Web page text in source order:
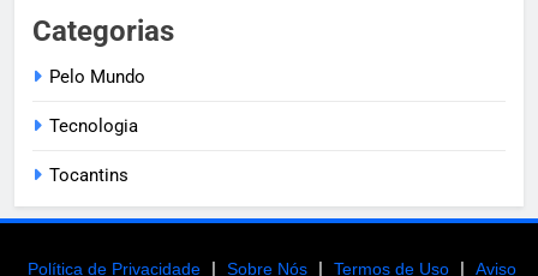
Categorias
Pelo Mundo
Tecnologia
Tocantins
Política de Privacidade | Sobre Nós | Termos de Uso | Aviso